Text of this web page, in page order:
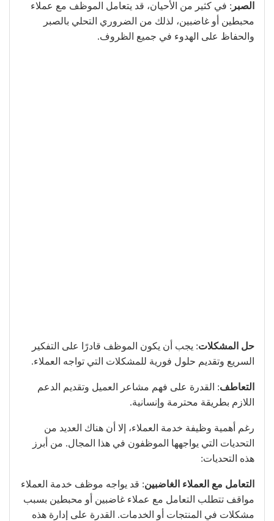
الصبر : في كثير من الأحيان، قد يتعامل الموظف مع عملاء
محبطين أو غاضبين، لذلك من الضروري التحلي بالصبر
والحفاظ على الهدوء في جميع الظروف.
حل المشكلات: يجب أن يكون الموظف قادرًا على التفكير
السريع وتقديم حلول فورية للمشكلات التي تواجه العملاء.
التعاطف: القدرة على فهم مشاعر العميل وتقديم الدعم
اللازم بطريقة محترمة وإنسانية.
رغم أهمية وظيفة خدمة العملاء، إلا أن هناك العديد من
التحديات التي يواجهها الموظفون في هذا المجال. من أبرز
هذه التحديات:
التعامل مع العملاء الغاضبين: قد يواجه موظف خدمة العملاء
مواقف تتطلب التعامل مع عملاء غاضبين أو محبطين بسبب
مشكلات في المنتجات أو الخدمات. القدرة على إدارة هذه